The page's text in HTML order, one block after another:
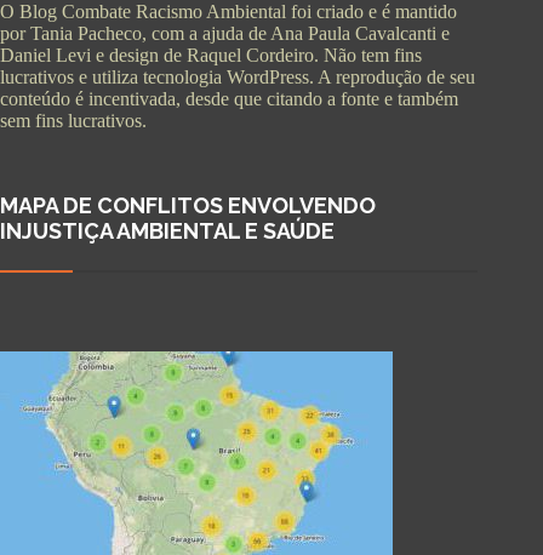
O Blog Combate Racismo Ambiental foi criado e é mantido
por Tania Pacheco, com a ajuda de Ana Paula Cavalcanti e
Daniel Levi e design de Raquel Cordeiro. Não tem fins
lucrativos e utiliza tecnologia WordPress. A reprodução de seu
conteúdo é incentivada, desde que citando a fonte e também
sem fins lucrativos.
MAPA DE CONFLITOS ENVOLVENDO
INJUSTIÇA AMBIENTAL E SAÚDE